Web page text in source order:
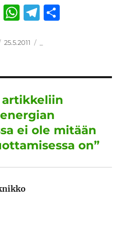
Li
k
d
I
n
W
at
A
p
p
T
e
r
a
m
Julkaistu
25.5.2011
artikkeliin
ei ole mitään
on”